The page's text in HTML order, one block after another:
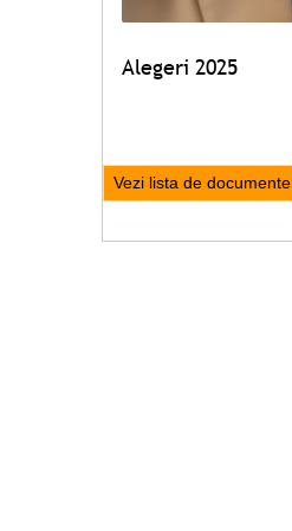
Alegeri 2025
Vezi lista de documente